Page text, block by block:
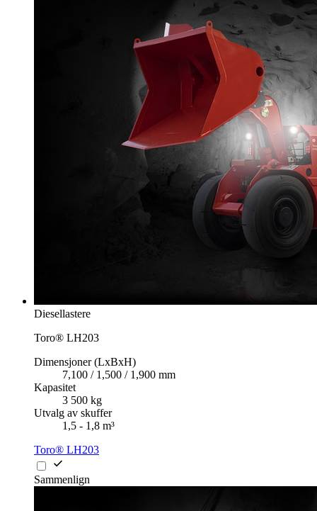
Diesellastere
Toro® LH203
Dimensjoner (LxBxH)
7,100 / 1,500 / 1,900 mm
Kapasitet
3 500 kg
Utvalg av skuffer
1,5 - 1,8 m³
Toro® LH203
Sammenlign